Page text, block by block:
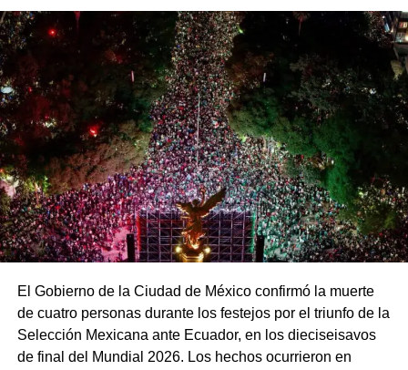
celebraciones en la capital.
El Gobierno de la Ciudad de México confirmó la muerte
de cuatro personas durante los festejos por el triunfo de la
Selección Mexicana ante Ecuador, en los dieciseisavos
de final del Mundial 2026. Los hechos ocurrieron en